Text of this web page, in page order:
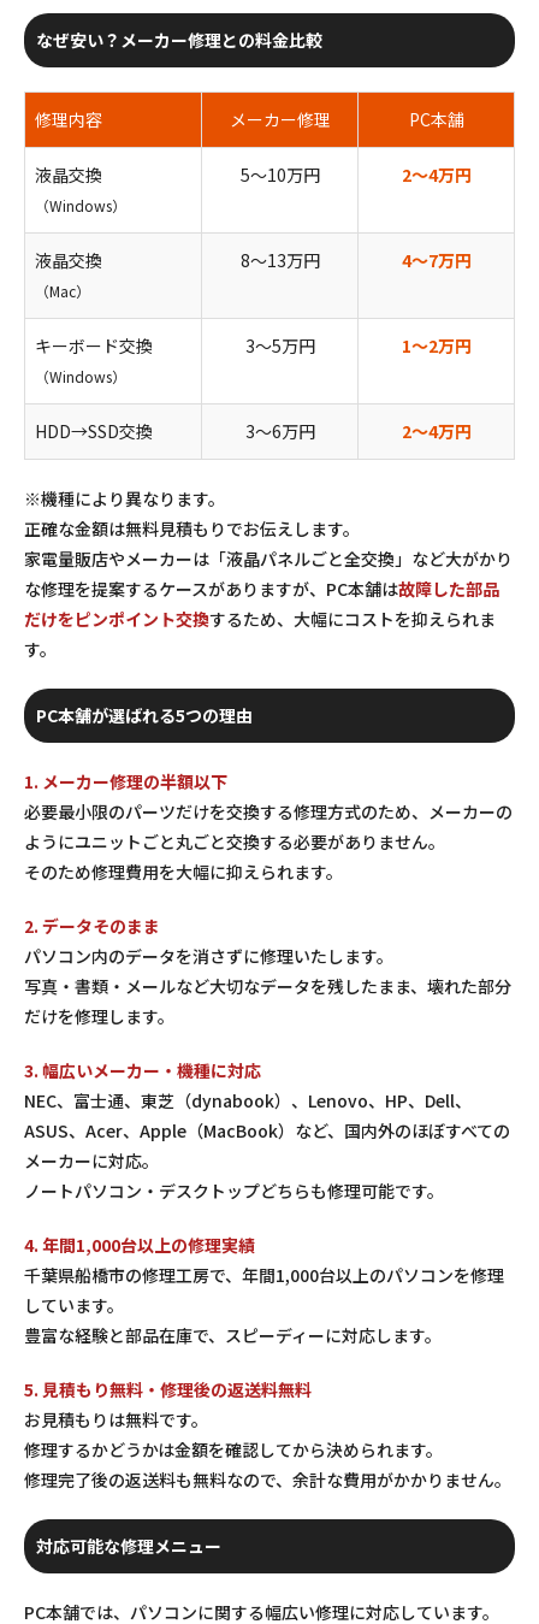
なぜ安い？メーカー修理との料金比較
修理内容 メーカー修理 PC本舗
液晶交換
（Windows）
5〜10万円 2〜4万円
液晶交換
（Mac）
8〜13万円 4〜7万円
キーボード交換
（Windows）
3〜5万円 1〜2万円
HDD→SSD交換 3〜6万円 2〜4万円
※機種により異なります。
正確な金額は無料見積もりでお伝えします。
家電量販店やメーカーは「液晶パネルごと全交換」など大がかり
な修理を提案するケースがありますが、PC本舗は故障した部品
だけをピンポイント交換するため、大幅にコストを抑えられま
す。
PC本舗が選ばれる5つの理由
1. メーカー修理の半額以下
必要最小限のパーツだけを交換する修理方式のため、メーカーの
ようにユニットごと丸ごと交換する必要がありません。
そのため修理費用を大幅に抑えられます。
2. データそのまま
パソコン内のデータを消さずに修理いたします。
写真・書類・メールなど大切なデータを残したまま、壊れた部分
だけを修理します。
3. 幅広いメーカー・機種に対応
NEC、富士通、東芝（dynabook）、Lenovo、HP、Dell、
ASUS、Acer、Apple（MacBook）など、国内外のほぼすべての
メーカーに対応。
ノートパソコン・デスクトップどちらも修理可能です。
4. 年間1,000台以上の修理実績
千葉県船橋市の修理工房で、年間1,000台以上のパソコンを修理
しています。
豊富な経験と部品在庫で、スピーディーに対応します。
5. 見積もり無料・修理後の返送料無料
お見積もりは無料です。
修理するかどうかは金額を確認してから決められます。
修理完了後の返送料も無料なので、余計な費用がかかりません。
対応可能な修理メニュー
PC本舗では、パソコンに関する幅広い修理に対応しています。